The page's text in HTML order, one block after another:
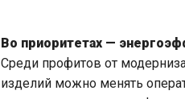
Во приоритетах —
Среди профитов от
изделий можно менять